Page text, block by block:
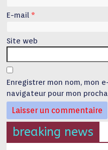
E-mail *
Site web
Enregistrer mon nom, mon
navigateur pour mon
breaking news